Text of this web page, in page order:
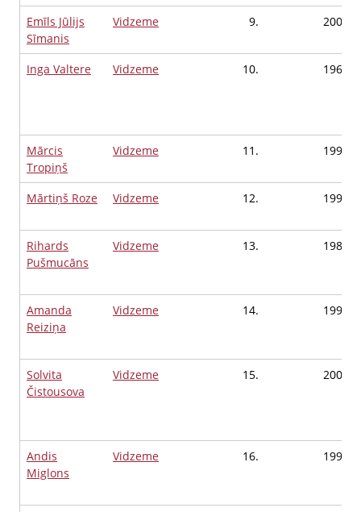
Emīls Jūlijs
Sīmanis
Vidzeme 9. 2001
Inga Valtere Vidzeme 10. 1963
Mārcis
Tropiņš
Vidzeme 11. 1991
Mārtiņš Roze Vidzeme 12. 1990
Rihards
Pušmucāns
Vidzeme 13. 1984
Amanda
Reiziņa
Vidzeme 14. 1996
Solvita
Čistousova
Vidzeme 15. 2000
Andis
Miglons
Vidzeme 16. 1996